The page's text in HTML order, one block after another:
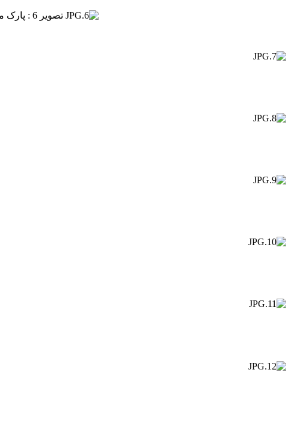
تصویر 6 : پارک ملت رشت در سال 90 – نمی دانم این آلاچیق های زیبا در استخر پارک هنوز هستند یا نه